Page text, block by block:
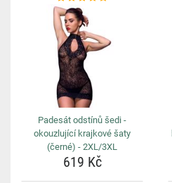
Padesát odstínů šedi -
okouzlující krajkové šaty
(černé) - 2XL/3XL
619 Kč